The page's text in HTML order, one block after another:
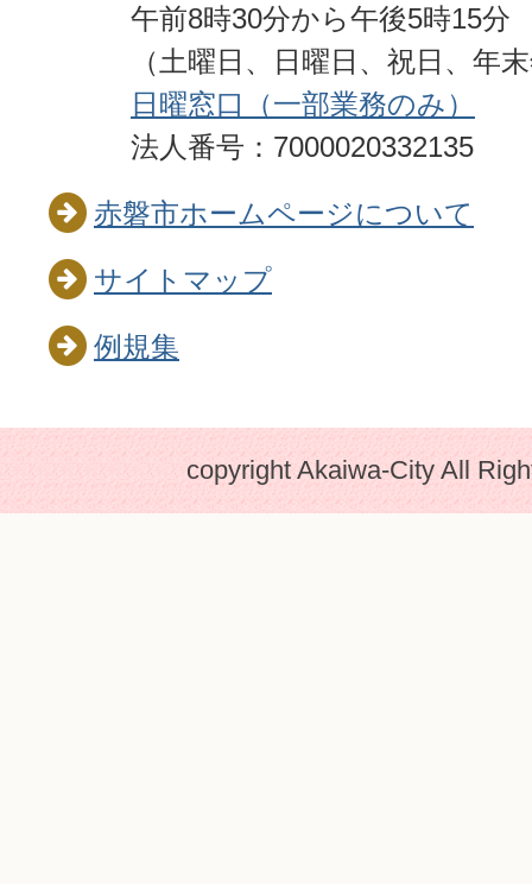
午前8時30分から午後5時15分
（土曜日、日曜日、祝日、年
日曜窓口（一部業務のみ）
法人番号：7000020332135
赤磐市ホームページについて
サイトマップ
例規集
copyright Akaiwa-City All